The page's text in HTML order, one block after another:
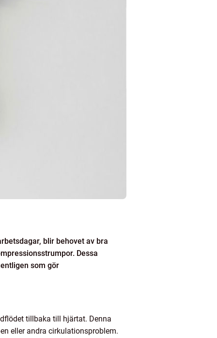
blir behovet av bra
Dessa
som gör
tillbaka till hjärtat. Denna
eller andra cirkulationsproblem.